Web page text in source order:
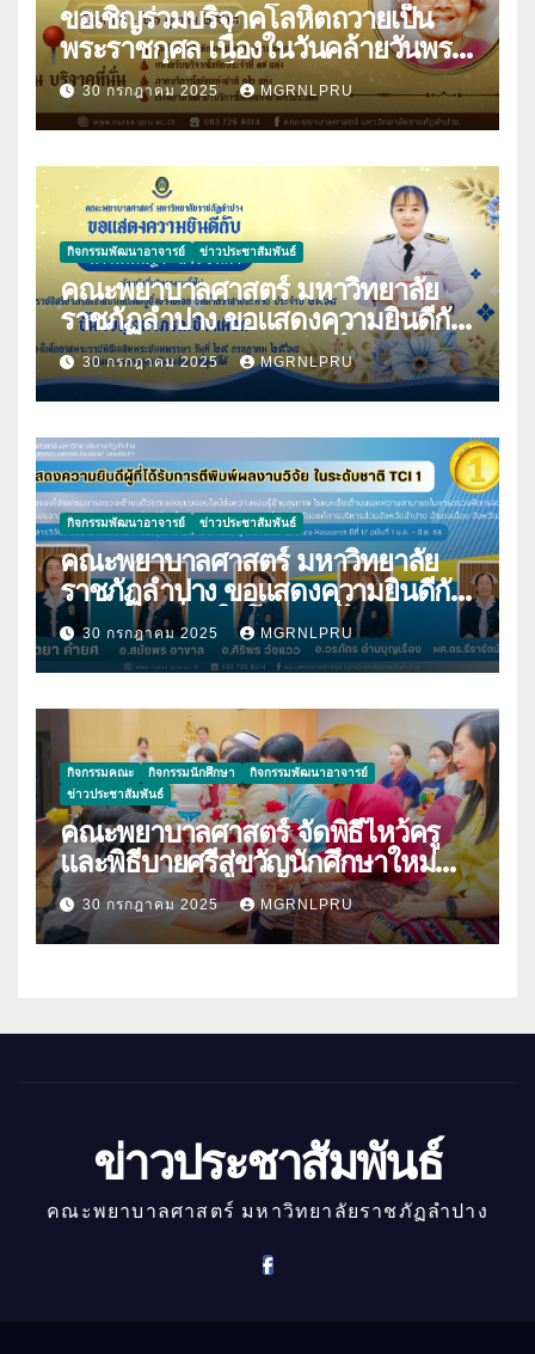
ขอเชิญร่วมบริจาคโลหิตถวายเป็น
พระราชกุศล เนื่องในวันคล้ายวันพระ
ราชสมภพสมเด็จพระศรีนครินทราบ
รมราชชนนี และวันพยาบาลแห่งชาติ
21 ตุลาคม 2568
30 กรกฎาคม 2025 MGRNLPRU
กิจกรรมพัฒนาอาจารย์ ข่าวประชาสัมพันธ์
คณะพยาบาลศาสตร์ มหาวิทยาลัย
ราชภัฏลำปาง ขอแสดงความยินดีกับ
นางมนันญา สายปินตา ที่ได้รับ
พระราชทานเครื่องราชอิสริยาภรณ์
30 กรกฎาคม 2025 MGRNLPRU
กิจกรรมพัฒนาอาจารย์ ข่าวประชาสัมพันธ์
คณะพยาบาลศาสตร์ มหาวิทยาลัย
ราชภัฏลำปาง ขอแสดงความยินดีกับ
บุคลากร เนื่องในโอกาสที่ได้รับการตี
พิมพ์ผลงานวิจัย
30 กรกฎาคม 2025 MGRNLPRU
กิจกรรมคณะ กิจกรรมนักศึกษา
กิจกรรมพัฒนาอาจารย์
ข่าวประชาสัมพันธ์
คณะพยาบาลศาสตร์ จัดพิธีไหว้ครู
และพิธีบายศรีสู่ขวัญนักศึกษาใหม่
ประจำปีการศึกษา 2568
30 กรกฎาคม 2025 MGRNLPRU
ข่าวประชาสัมพันธ์
คณะพยาบาลศาสตร์ มหาวิทยาลัยราชภัฏลำปาง